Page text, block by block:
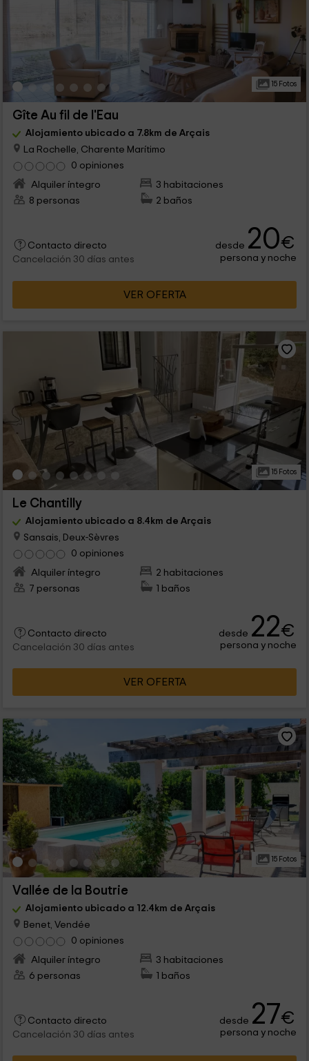
15 Fotos
Gîte Au fil de l'Eau
Alojamiento ubicado a 7.8km de Arçais
La Rochelle, Charente Marítimo
0 opiniones
Alquiler íntegro
3 habitaciones
8 personas
2 baños
Contacto directo
Cancelación 30 días antes
desde 20€
persona y noche
VER OFERTA
15 Fotos
Le Chantilly
Alojamiento ubicado a 8.4km de Arçais
Sansais, Deux-Sèvres
0 opiniones
Alquiler íntegro
2 habitaciones
7 personas
1 baños
Contacto directo
Cancelación 30 días antes
desde 22€
persona y noche
VER OFERTA
15 Fotos
Vallée de la Boutrie
Alojamiento ubicado a 12.4km de Arçais
Benet, Vendée
0 opiniones
Alquiler íntegro
3 habitaciones
6 personas
1 baños
Contacto directo
Cancelación 30 días antes
desde 27€
persona y noche